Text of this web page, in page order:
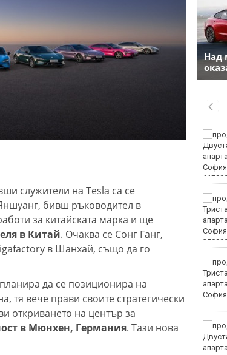
служители на Tesla са се
бивш ръководител в
за китайската марка и ще
в Китай. Очаква се Сонг Ганг,
в Шанхай, също да го
да се позиционира на
тя вече прави своите стратегически
откриването на център за
в Мюнхен, Германия. Тази нова
Над
август 2026
Дометий
Винисиус Жуниор
EUR